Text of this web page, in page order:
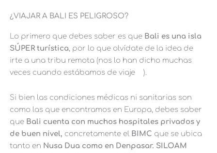
¿VIAJAR A BALI ES PELIGROSO?
Lo primero que debes saber es que Bali es una isla
SÚPER turística, por lo que olvídate de la idea de
irte a una tribu remota (nos lo han dicho muchas
veces cuando estábamos de viaje
).
Si bien las condiciones médicas ni sanitarias son
como las que encontramos en Europa, debes saber
que Bali cuenta con muchos hospitales privados y
de buen nivel, concretamente el BIMC que se ubica
tanto en Nusa Dua como en Denpasar. SILOAM